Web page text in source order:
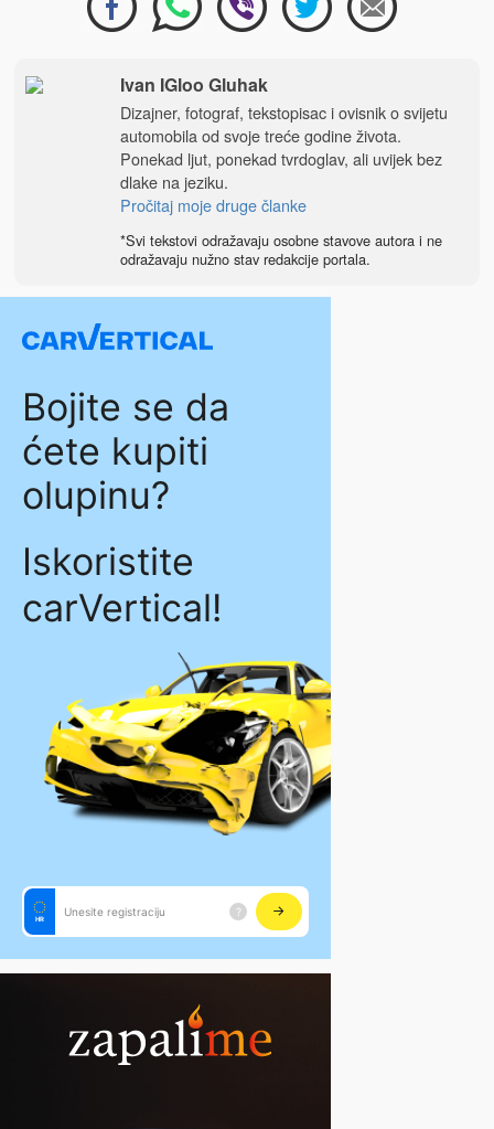
Ivan IGloo Gluhak
Dizajner, fotograf, tekstopisac i ovisnik o svijetu
automobila od svoje treće godine života.
Ponekad ljut, ponekad tvrdoglav, ali uvijek bez
dlake na jeziku.
Pročitaj moje druge članke
*Svi tekstovi odražavaju osobne stavove autora i ne
odražavaju nužno stav redakcije portala.